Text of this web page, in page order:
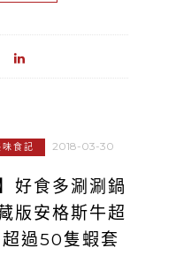
味食記 2018-03-30
好食多涮涮鍋
版安格斯牛超
過50隻蝦套